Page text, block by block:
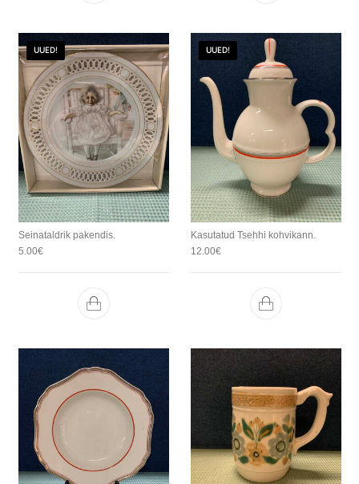
UUED!
Seinataldrik pakendis.
5.00€
UUED!
Kasutatud Tsehhi kohvikann.
12.00€